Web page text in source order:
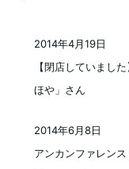
【閉店していまし
ほや」さん
2014年4月19日
アンカンファレン
2014年6月8日